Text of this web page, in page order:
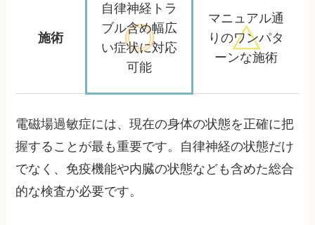
施術
自律神経トラ
ブル含め幅広
い症状に対応
可能
マニュアル通
りのワンパタ
ーンな施術
電磁場過敏症には、現在の身体の状態を正確に把
握することが最も重要です。自律神経の状態だけ
でなく、免疫機能や内臓の状態なども含めた総合
的な検査が必要です。